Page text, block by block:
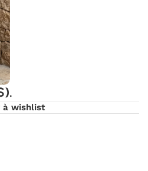
à wishlist